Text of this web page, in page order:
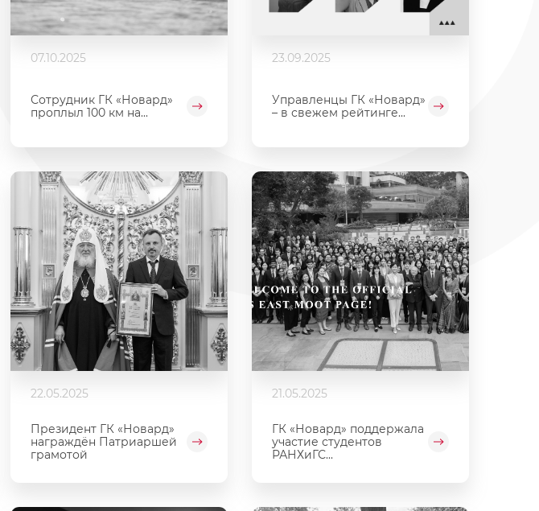
07.10.2025
Сотрудник ГК «Новард»
проплыл 100 км на...
23.09.2025
Управленцы ГК «Новард»
– в свежем рейтинге...
22.05.2025
Президент ГК «Новард»
награждён Патриаршей
грамотой
21.05.2025
ГК «Новард» поддержала
участие студентов
РАНХиГС...